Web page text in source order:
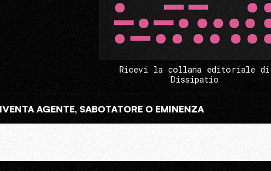
Ricevi la collana editoriale di
Dissipatio
AGENTE, SABOTATORE O EMINENZA